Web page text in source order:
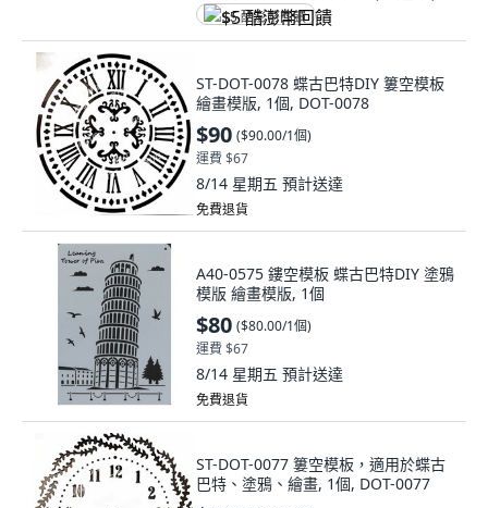
$5 酷澎幣回饋
ST-DOT-0078 蝶古巴特DIY 簍空模板
繪畫模版, 1個, DOT-0078
$90 ($90.00/1個)
運費 $67
8/14 星期五 預計送達
免費退貨
A40-0575 鏤空模板 蝶古巴特DIY 塗鴉
模版 繪畫模版, 1個
$80 ($80.00/1個)
運費 $67
8/14 星期五 預計送達
免費退貨
ST-DOT-0077 簍空模板，適用於蝶古
巴特、塗鴉、繪畫, 1個, DOT-0077